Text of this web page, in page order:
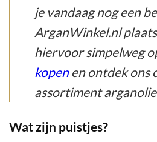
je vandaag nog een
ArganWinkel.nl
hiervoor simpelweg
kopenen ontdek ons
assortiment
Wat zijn puistjes?